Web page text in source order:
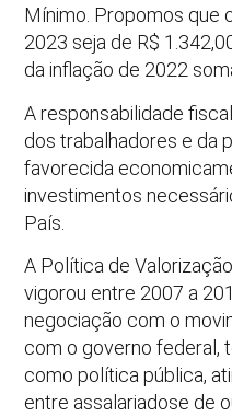
Mínimo. Propomos que
2023 seja de R$
da inflação de 2022
A responsabilidade
dos trabalhadores e da
favorecida
investimentos
País.
A Política de
vigorou entre 2007 a
negociação com o
com o governo federal,
como política pública,
entre assalariadose de